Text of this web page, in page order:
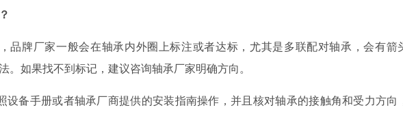
品牌厂家一般会在轴承内外圈上标注或者达标，尤其是多联配对轴承，会有箭
。如果找不到标记，建议咨询轴承厂家明确方向。
设备手册或者轴承厂商提供的安装指南操作，并且核对轴承的接触角和受力方向